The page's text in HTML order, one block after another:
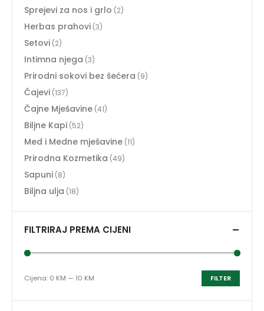
Sprejevi za nos i grlo (2)
Herbas prahovi (3)
Setovi (2)
Intimna njega (3)
Prirodni sokovi bez šećera (9)
Čajevi (137)
Čajne Mješavine (41)
Biljne Kapi (52)
Med i Medne mješavine (11)
Prirodna Kozmetika (49)
Sapuni (8)
Biljna ulja (18)
FILTRIRAJ PREMA CIJENI
FILTER
Cijena: 0 KM — 10 KM